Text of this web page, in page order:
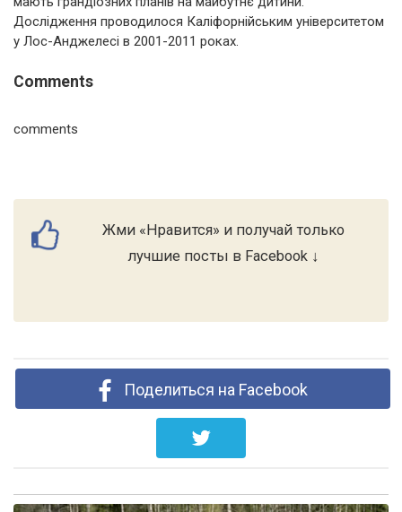
Дослідження проводилося Каліфорнійським університетом
у Лос-Анджелесі в 2001-2011 роках.
Comments
comments
Жми «Нравится» и получай только
лучшие посты в Facebook ↓
Поделиться на Facebook